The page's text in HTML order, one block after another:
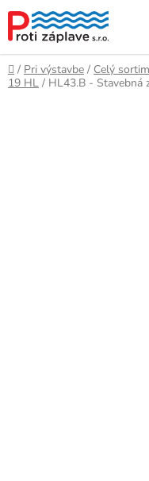
obsah
Domov
/ Pri výstavbe / Celý
19 HL / HL43.B - Stavebná